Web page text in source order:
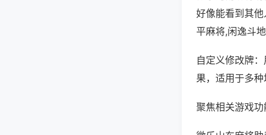
好像能看到其
平麻将,闲逸斗
自定义修改牌
果，适用于多
聚焦相关游戏功